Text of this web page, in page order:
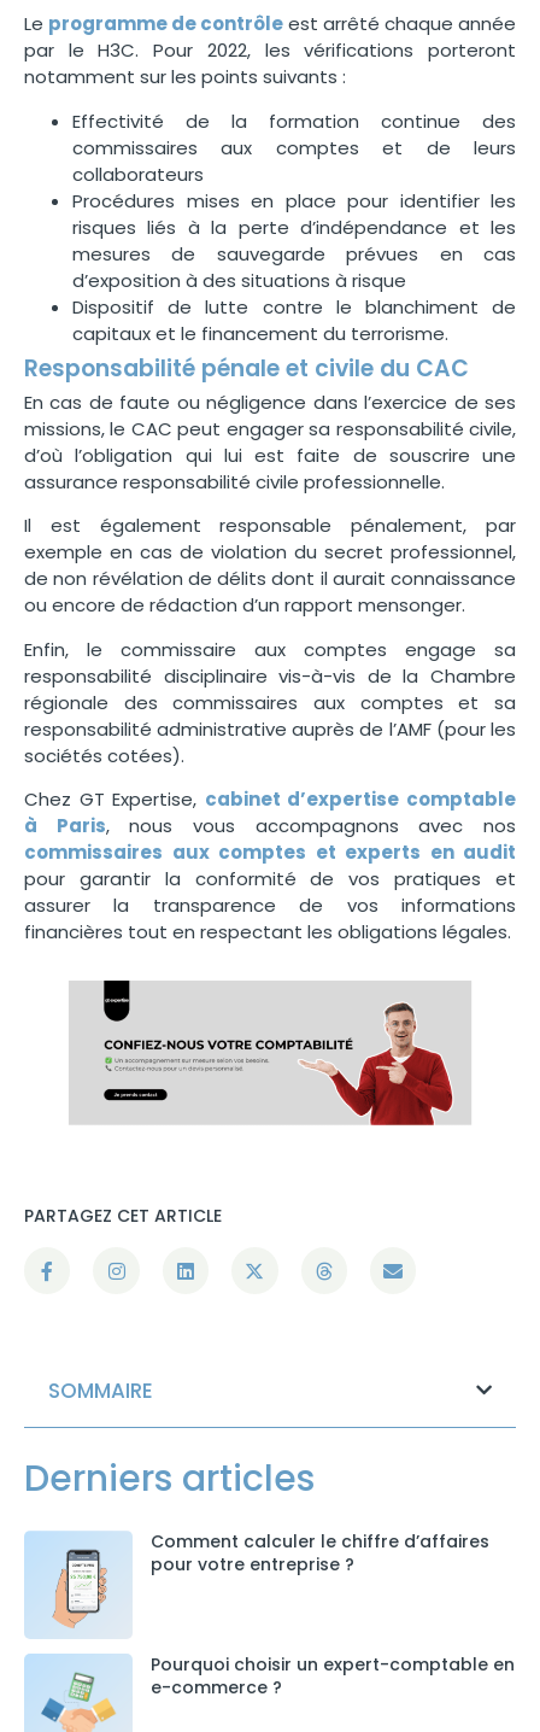
SOMMAIRE
Derniers articles
Comment calculer le chiffre d’affaires
pour votre entreprise ?
Pourquoi choisir un expert-comptable en
e-commerce ?
Le programme de contrôleest arrêté chaque année
par le H3C. Pour 2022, les vérifications porteront
notamment sur les points suivants :
Effectivité de la formation continue des
commissaires aux comptes et de leurs
collaborateurs
Procédures mises en place pour identifier les
risques liés à la perte d’indépendance et les
mesures de sauvegarde prévues en cas
d’exposition à des situations à risque
Dispositif de lutte contre le blanchiment de
capitaux et le financement du terrorisme.
Responsabilité pénale et civile du CAC
En cas de faute ou négligence dans l’exercice de ses
missions, le CAC peut engager sa responsabilité civile,
d’où l’obligation qui lui est faite de souscrire une
assurance responsabilité civile professionnelle.
Il est également responsable pénalement, par
exemple en cas de violation du secret professionnel,
de non révélation de délits dont il aurait connaissance
ou encore de rédaction d’un rapport mensonger.
Enfin, le commissaire aux comptes engage sa
responsabilité disciplinaire vis-à-vis de la Chambre
régionale des commissaires aux comptes et sa
responsabilité administrative auprès de l’AMF (pour les
sociétés cotées).
Chez GT Expertise, cabinet d’expertise comptable
à Paris, nous vous accompagnons avec nos
commissaires aux comptes et experts en audit
pour garantir la conformité de vos pratiques et
assurer la transparence de vos informations
financières tout en respectant les obligations légales.
PARTAGEZ CET ARTICLE